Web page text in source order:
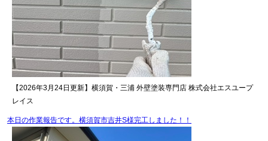
【2026年3月24日更新】横須賀・三浦 外壁塗装専門店 株式会社エスユープ
レイス
本日の作業報告です。横須賀市吉井S様完工しました！！